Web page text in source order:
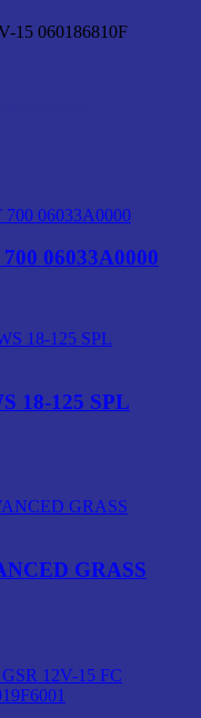
15 060186810F
06033A0000
18-125 SPL
GRASS